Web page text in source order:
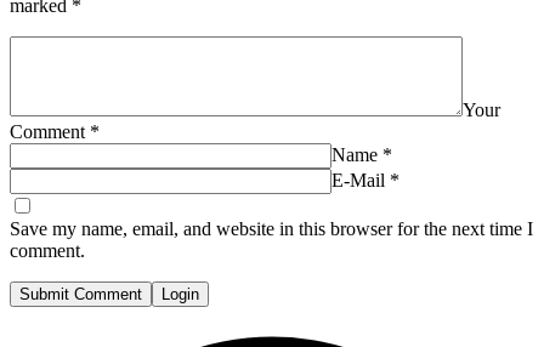
marked *
Your
Comment *
Name *
E-Mail *
Save my name, email, and website in this browser for the next time I
comment.
Submit Comment Login